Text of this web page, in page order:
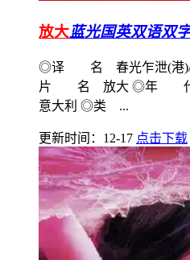
放大蓝光国英双语双
◎译 名 春光乍泄(港)/
片 名 放大 ◎年
意大利 ◎类 ...
更新时间：12-17 点击下载